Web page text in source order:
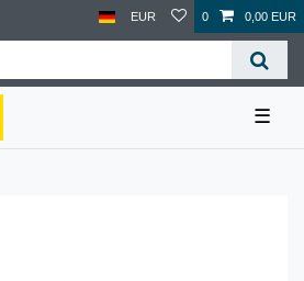
EUR 0 0,00 EUR
☰